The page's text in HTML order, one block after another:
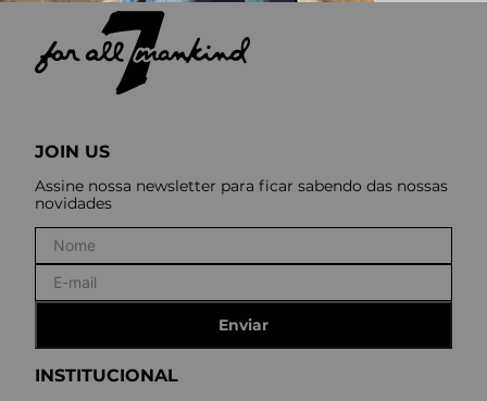
INSTITUCIONAL
JOIN US
Assine nossa newsletter para ficar sabendo das nossas
novidades
Enviar